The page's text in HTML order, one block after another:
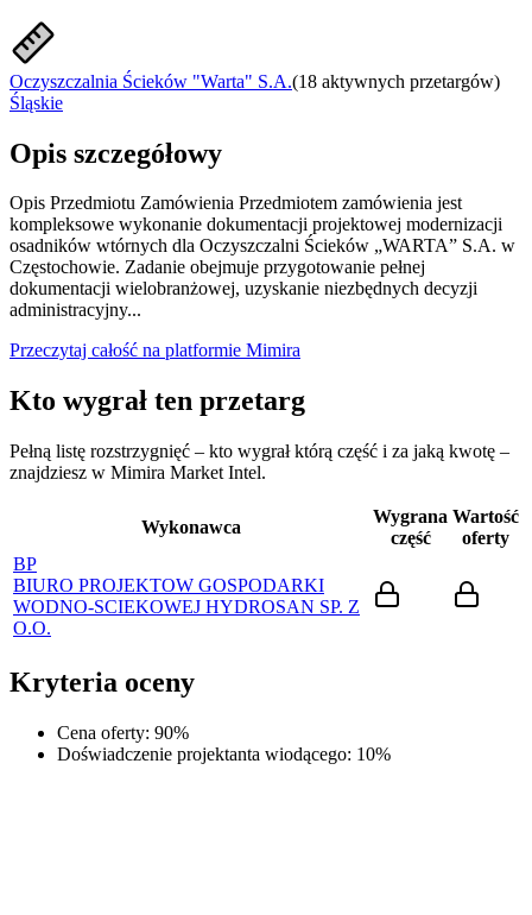
Oczyszczalnia Ścieków "Warta" S.A.(18 aktywnych przetargów)
Śląskie
Opis szczegółowy
Opis Przedmiotu Zamówienia Przedmiotem zamówienia jest
kompleksowe wykonanie dokumentacji projektowej modernizacji
osadników wtórnych dla Oczyszczalni Ścieków „WARTA” S.A. w
Częstochowie. Zadanie obejmuje przygotowanie pełnej
dokumentacji wielobranżowej, uzyskanie niezbędnych decyzji
administracyjny...
Przeczytaj całość na platformie Mimira
Kto wygrał ten przetarg
Pełną listę rozstrzygnięć – kto wygrał którą część i za jaką kwotę –
znajdziesz w Mimira Market Intel.
Wykonawca
Wygrana
część
Wartość
oferty
BP
BIURO PROJEKTOW GOSPODARKI
WODNO-SCIEKOWEJ HYDROSAN SP. Z
O.O.
Kryteria oceny
Cena oferty: 90%
Doświadczenie projektanta wiodącego: 10%